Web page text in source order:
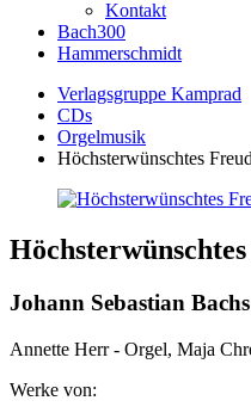
Kontakt
Bach300
Hammerschmidt
Verlagsgruppe Kamprad
CDs
Orgelmusik
Höchsterwünschtes
Johann Sebastian
Annette Herr - Orgel, Maja
Werke von: